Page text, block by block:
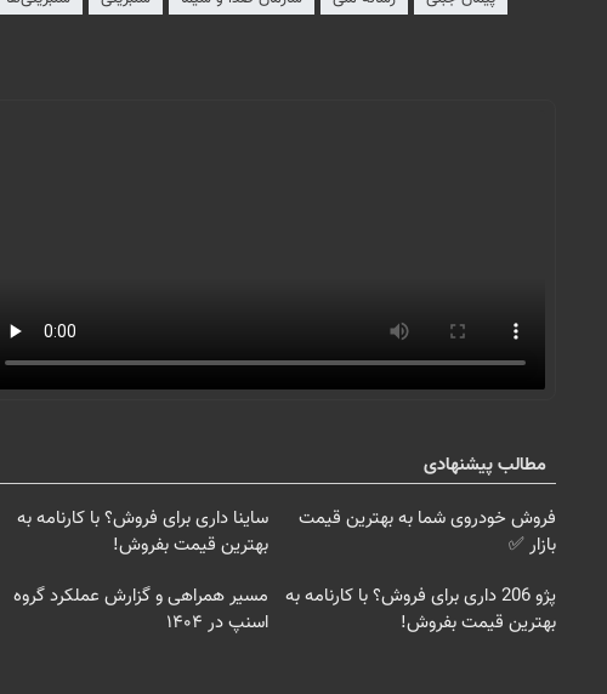
مطالب پیشنهادی
فروش خودروی شما به بهترین قیمت
بازار ✅
ساینا داری برای فروش؟ با کارنامه به
بهترین قیمت بفروش!
پژو 206 داری برای فروش؟ با کارنامه به
بهترین قیمت بفروش!
مسیر همراهی و گزارش عملکرد گروه
اسنپ در ۱۴۰۴